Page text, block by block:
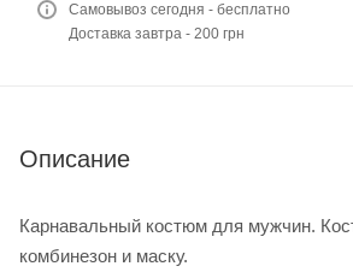
Самовывоз сегодня - бесплатно
Доставка завтра - 200 грн
Описание
Карнавальный костюм для мужчин.
комбинезон и маску.